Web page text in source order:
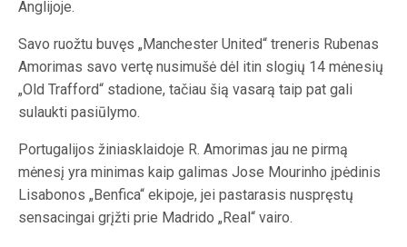
Anglijoje.
Savo ruožtu buvęs „Manchester United“ treneris Rubenas
Amorimas savo vertę nusimušė dėl itin slogių 14 mėnesių
„Old Trafford“ stadione, tačiau šią vasarą taip pat gali
sulaukti pasiūlymo.
Portugalijos žiniasklaidoje R. Amorimas jau ne pirmą
mėnesį yra minimas kaip galimas Jose Mourinho įpėdinis
Lisabonos „Benfica“ ekipoje, jei pastarasis nuspręstų
sensacingai grįžti prie Madrido „Real“ vairo.